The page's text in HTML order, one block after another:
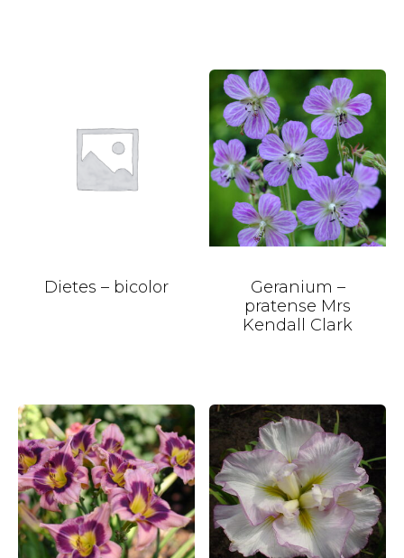
Dietes – bicolor
Geranium –
pratense Mrs
Kendall Clark